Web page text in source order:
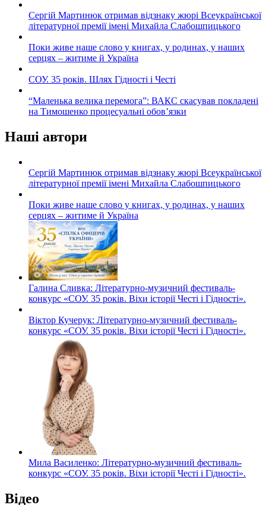
Сергій Мартинюк отримав відзнаку жюрі Всеукраїнської
літературної премії імені Михайла Слабошпицького
Поки живе наше слово у книгах, у родинах, у наших
серцях – житиме й Україна
СОУ. 35 років. Шлях Гідності і Честі
“Маленька велика перемога”: ВАКС скасував покладені
на Тимошенко процесуальні обов’язки
Наші автори
Сергій Мартинюк отримав відзнаку жюрі Всеукраїнської
літературної премії імені Михайла Слабошпицького
Поки живе наше слово у книгах, у родинах, у наших
серцях – житиме й Україна
Галина Сливка: Літературно-музичний фестиваль-
конкурс «СОУ. 35 років. Віхи історії Честі і Гідності».
Віктор Кучерук: Літературно-музичний фестиваль-
конкурс «СОУ. 35 років. Віхи історії Честі і Гідності».
Мила Василенко: Літературно-музичний фестиваль-
конкурс «СОУ. 35 років. Віхи історії Честі і Гідності».
Відео